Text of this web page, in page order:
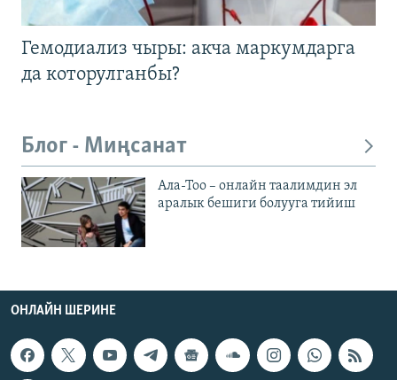
Гемодиализ чыры: акча маркумдарга
да которулганбы?
Блог - Миңсанат
Ала-Тоо – онлайн таалимдин эл
аралык бешиги болууга тийиш
ОНЛАЙН ШЕРИНЕ